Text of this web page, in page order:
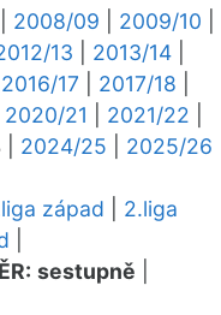
2008/09 2009/10
13 2013/14
2016/17 2017/18
2020/21 2021/22
2024/25
2025/26
západ
2.liga
sestupně